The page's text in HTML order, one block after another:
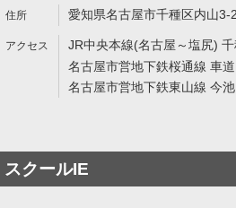
愛知県名古屋市千種区内山3-
JR中央本線(名古屋～塩尻)
名古屋市営地下鉄桜通線 車
名古屋市営地下鉄東山線 今
スクールIE